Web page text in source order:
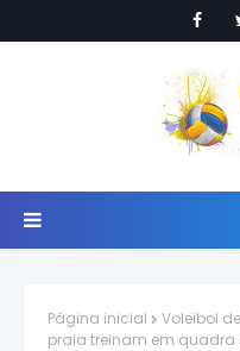
Página inicial Voleibol
praia treinam em